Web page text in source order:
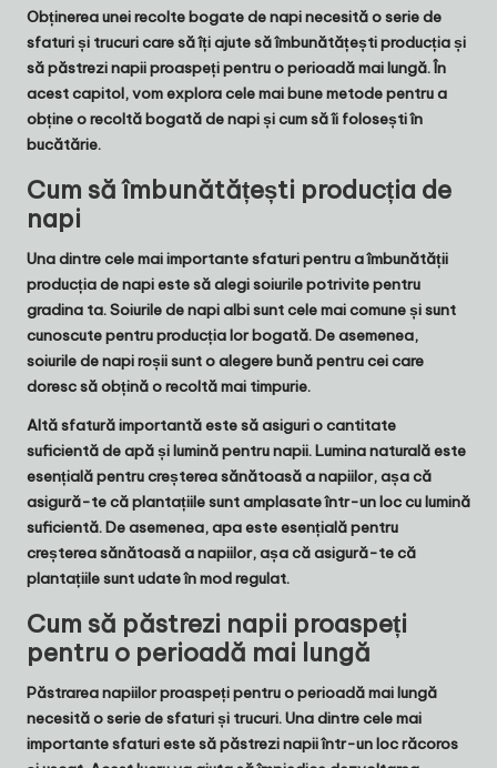
Obținerea unei recolte bogate de napi necesită o serie de
sfaturi și trucuri care să îți ajute să îmbunătățești producția și
să păstrezi napii proaspeți pentru o perioadă mai lungă. În
acest capitol, vom explora cele mai bune metode pentru a
obține o recoltă bogată de napi și cum să îi folosești în
bucătărie.
Cum să îmbunătățești producția de
napi
Una dintre cele mai importante sfaturi pentru a îmbunătății
producția de napi este să alegi soiurile potrivite pentru
gradina ta.Soiurile de napi albisunt cele mai comune și sunt
cunoscute pentru producția lor bogată. De asemenea,
soiurile de napi roșiisunt o alegere bună pentru cei care
doresc să obțină o recoltă mai timpurie.
Altă sfatură importantă este să asiguri o cantitate
suficientă de apă și lumină pentru napii.Lumina naturalăeste
esențială pentru creșterea sănătoasă a napiilor, așa că
asigură-te că plantațiile sunt amplasate într-un loc cu lumină
suficientă. De asemenea,apaeste esențială pentru
creșterea sănătoasă a napiilor, așa că asigură-te că
plantațiile sunt udate în mod regulat.
Cum să păstrezi napii proaspeți
pentru o perioadă mai lungă
Păstrarea napiilor proaspeți pentru o perioadă mai lungă
necesită o serie de sfaturi și trucuri. Una dintre cele mai
importante sfaturi este săpăstrezi napii într-un loc răcoros